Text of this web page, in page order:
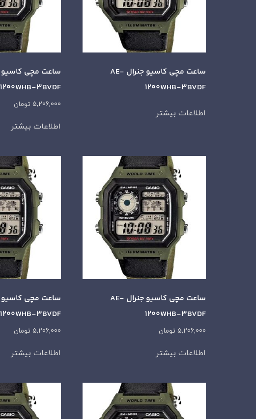
ساعت مچی کاسیو جنرال AE-
1200WHB-3BVDF
اطلاعات بیشتر
1200WHB-3BVDF
5,206,000 تومان
اطلاعات بیشتر
ساعت مچی کاسیو جنرال AE-
1200WHB-3BVDF
5,206,000 تومان
اطلاعات بیشتر
1200WHB-3BVDF
5,206,000 تومان
اطلاعات بیشتر